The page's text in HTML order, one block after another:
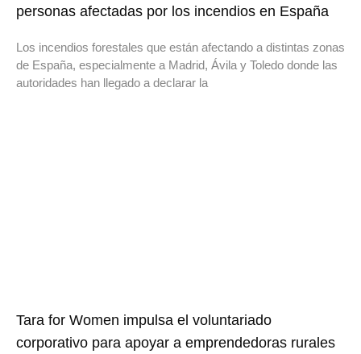
personas afectadas por los incendios en España
Los incendios forestales que están afectando a distintas zonas
de España, especialmente a Madrid, Ávila y Toledo donde las
autoridades han llegado a declarar la
Tara for Women impulsa el voluntariado
corporativo para apoyar a emprendedoras rurales